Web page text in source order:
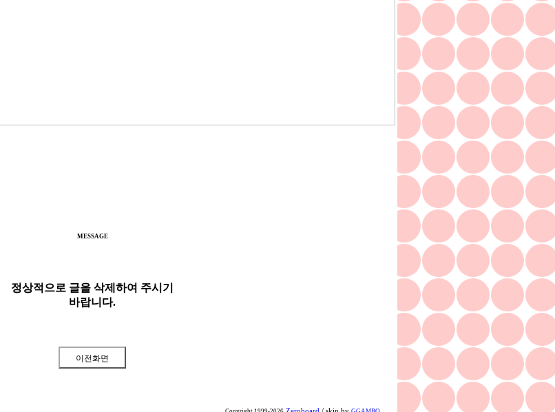
MESSAGE
정상적으로 글을 삭제하여 주시기
바랍니다.